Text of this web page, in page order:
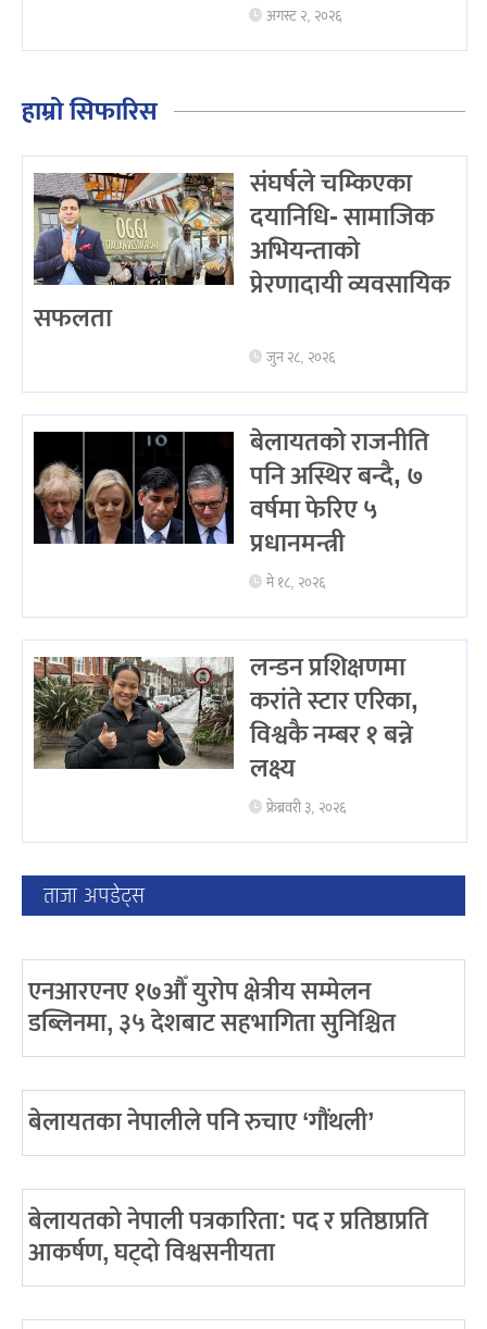
अगस्ट २, २०२६
हाम्रो सिफारिस
संघर्षले चम्किएका
दयानिधि- सामाजिक
अभियन्ताको
प्रेरणादायी व्यवसायिक
सफलता
जुन २८, २०२६
बेलायतको राजनीति
पनि अस्थिर बन्दै, ७
वर्षमा फेरिए ५
प्रधानमन्त्री
मे १८, २०२६
लन्डन प्रशिक्षणमा
करांते स्टार एरिका,
विश्वकै नम्बर १ बन्ने
लक्ष्य
फ्रेब्रवरी ३, २०२६
ताजा अपडेट्स
एनआरएनए १७औँ युरोप क्षेत्रीय सम्मेलन
डब्लिनमा, ३५ देशबाट सहभागिता सुनिश्चित
बेलायतका नेपालीले पनि रुचाए ‘गौंथली’
बेलायतको नेपाली पत्रकारिता: पद र प्रतिष्ठाप्रति
आकर्षण, घट्दो विश्वसनीयता